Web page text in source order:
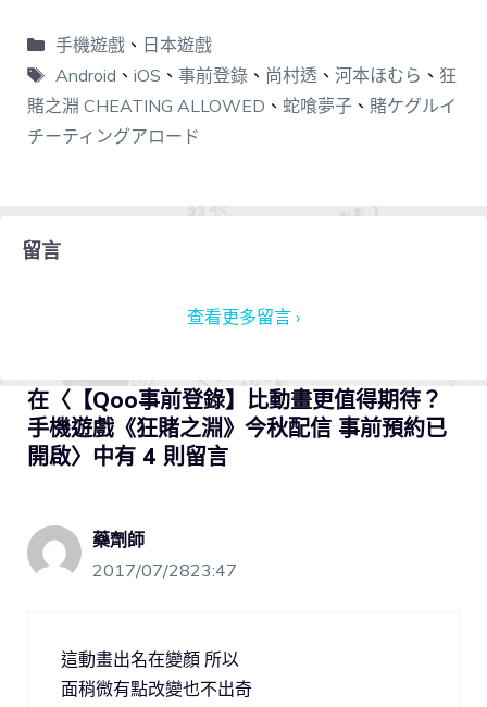
手機遊戲、 日本遊戲
Android 、 iOS 、 事前登錄、 尚村透、 河本ほむら 、 狂
賭之淵 CHEATING ALLOWED 、 蛇喰夢子 、 賭ケグルイ
チーティングアロード
留言
查看更多留言 ›
在〈【Qoo事前登錄】比動畫更值得期待？
手機遊戲《狂賭之淵》今秋配信 事前預約已
開啟〉中有 4 則留言
藥劑師
2017/07/2823:47
這動畫出名在變顏 所以
面稍微有點改變也不出奇